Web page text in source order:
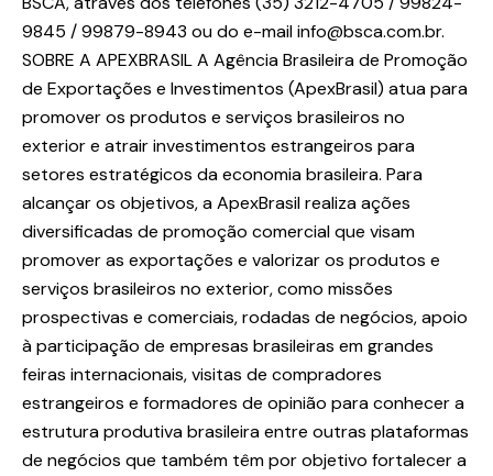
9845 / 99879-8943 ou do e-mail info@bsca.com.br.
SOBRE A APEXBRASIL A Agência Brasileira de Promoção
de Exportações e Investimentos (ApexBrasil) atua para
promover os produtos e serviços brasileiros no
exterior e atrair investimentos estrangeiros para
setores estratégicos da economia brasileira. Para
alcançar os objetivos, a ApexBrasil realiza ações
diversificadas de promoção comercial que visam
promover as exportações e valorizar os produtos e
serviços brasileiros no exterior, como missões
prospectivas e comerciais, rodadas de negócios, apoio
à participação de empresas brasileiras em grandes
feiras internacionais, visitas de compradores
estrangeiros e formadores de opinião para conhecer a
estrutura produtiva brasileira entre outras plataformas
de negócios que também têm por objetivo fortalecer a